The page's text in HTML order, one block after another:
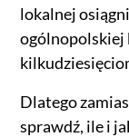
lokalnej
ogólnopolskiej
Dlatego
sprawdź, ile i